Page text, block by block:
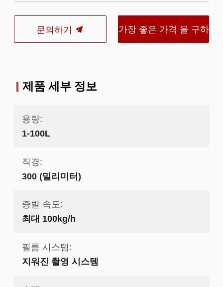
문의하기 가장 좋은 가격 을 구하
제품 세부 정보
용량:
1-100L
직경:
300 (밀리미터)
증발 속도:
최대 100kg/h
필름 시스템:
지워진 촬영 시스템